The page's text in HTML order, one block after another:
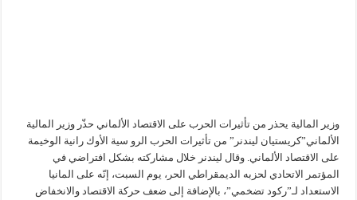
وزير المالية يحذر من تأثيرات الحرب على الاقتصاد الألماني حذّر وزير المالية
الألماني”كريستيان ليندنر” من تأثيرات الحرب الرو سية الأوك رانية الوخيمة
على الاقتصاد الألماني. وقال ليندنر خلال مشاركته بشكل افتراضي في
المؤتمر الاتحادي لحزبه الديمقراطي الحر، يوم السبت، إنّه على المانيا
الاستعداد لـ”ركود تضخمي”، بالإضافة إلى ضعف حركة الاقتصاد والانخفاض